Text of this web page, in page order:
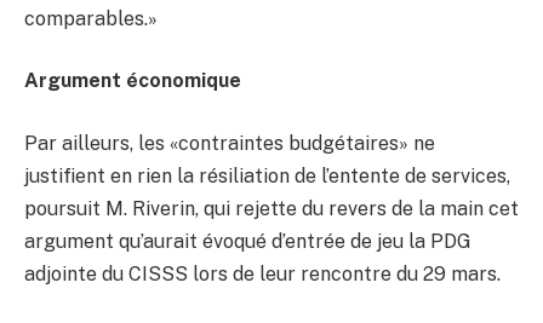
comparables.»
Argument économique
Par ailleurs, les «contraintes budgétaires» ne
justifient en rien la résiliation de l’entente de services,
poursuit M. Riverin, qui rejette du revers de la main cet
argument qu’aurait évoqué d’entrée de jeu la PDG
adjointe du CISSS lors de leur rencontre du 29 mars.